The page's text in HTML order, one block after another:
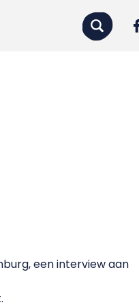
een interview aan